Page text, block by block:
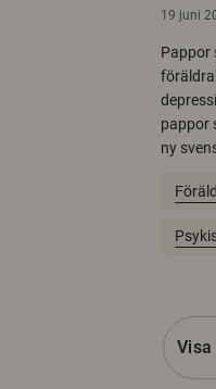
19 juni
Pappor
pappor
ny